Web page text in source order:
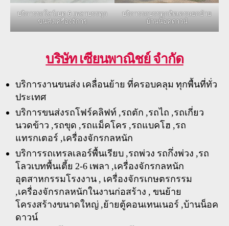
บริการรถโลว์เบท 6 เพลาบรรทุก
ขนส่งเครื่องจัการ
บริการรถบรรทุกติดเครนยกย้าย
บ้านน็อคดาวน์
บริษัท เซียนพาณิชย์ จำกัด
บริการงานขนส่ง เคลื่อนย้าย ที่ครอบคลุม ทุกพื้นที่ทั่ว
ประเทศ
บริการขนส่งรถโฟร์คลิฟท์ ,รถตัก ,รถไถ ,รถเกี่ยว
นวดข้าว ,รถขุด ,รถแม็คโคร ,รถแบคโฮ ,รถ
แทรกเตอร์ ,เครื่องจักรกลหนัก
บริการรถเทรลเลอร์พื้นเรียบ ,รถพ่วง รถกึ่งพ่วง ,รถ
โลวเบทพื้นเตี้ย 2-6 เพลา ,เครื่องจักรกลหนัก
อุตสาหกรรมโรงงาน , เครื่องจักรเกษตรกรรม
,เครื่องจักรกลหนักในงานก่อสร้าง , ขนย้าย
โครงสร้างขนาดใหญ่ ,ย้ายตู้คอนเทนเนอร์ ,บ้านน็อค
ดาวน์